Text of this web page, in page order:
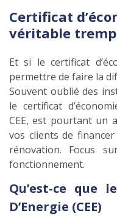
Certificat
véritable
Et si le certificat
permettre de faire la
Souvent oublié des
le certificat
CEE, est pourtant un
vos clients de
rénovation. Focus
fonctionnement.
Qu’est-ce que
D’Energie (CEE)